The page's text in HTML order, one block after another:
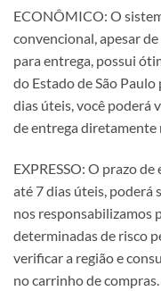
ECONÔMICO: O
convencional, apesar
para entrega, possui
do Estado de São
dias úteis, você poderá
de entrega diretamente
EXPRESSO: O prazo
até 7 dias úteis, poderá
nos responsabilizamos
determinadas de risco
verificar a região e
no carrinho de compras.